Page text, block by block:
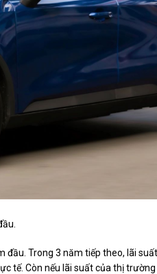
đầu. Trong 3 năm tiếp theo, lãi
tế. Còn nếu lãi suất của thị